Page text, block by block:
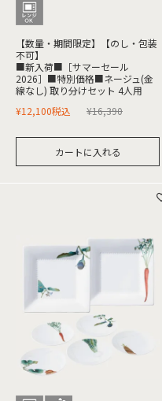
【数量・期間限定】【のし・包装
不可】
■新入荷■［サマーセール
2026］■特別価格■ネージュ(金
線なし) 取り分けセット 4人用
¥16,390
¥12,100税込
カートに入れる